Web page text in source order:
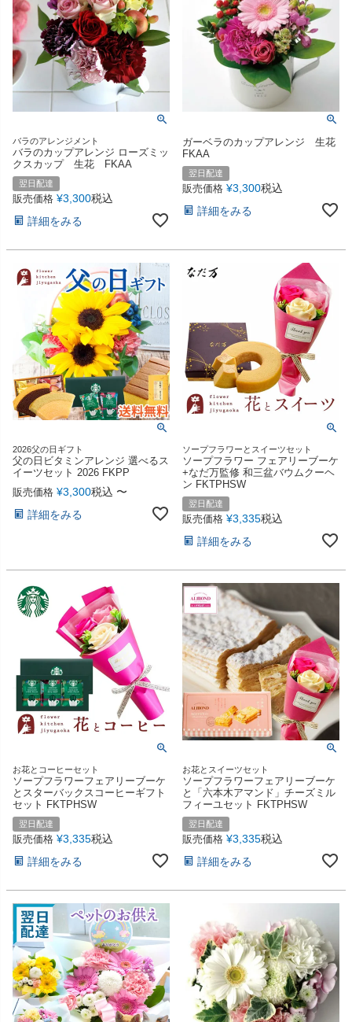
バラのアレンジメント
バラのカップアレンジ ローズミッ
クスカップ 生花 FKAA
翌日配達
販売価格 ¥3,300税込
詳細をみる
ガーベラのカップアレンジ 生花
FKAA
翌日配達
販売価格 ¥3,300税込
詳細をみる
2026父の日ギフト
父の日ビタミンアレンジ 選べるス
イーツセット 2026 FKPP
販売価格 ¥3,300税込 〜
詳細をみる
ソープフラワーとスイーツセット
ソープフラワー フェアリーブーケ
+なだ万監修 和三盆バウムクーヘ
ン FKTPHSW
翌日配達
販売価格 ¥3,335税込
詳細をみる
お花とコーヒーセット
ソープフラワーフェアリーブーケ
とスターバックスコーヒーギフト
セット FKTPHSW
翌日配達
販売価格 ¥3,335税込
詳細をみる
お花とスイーツセット
ソープフラワーフェアリーブーケ
と「六本木アマンド」チーズミル
フィーユセット FKTPHSW
翌日配達
販売価格 ¥3,335税込
詳細をみる